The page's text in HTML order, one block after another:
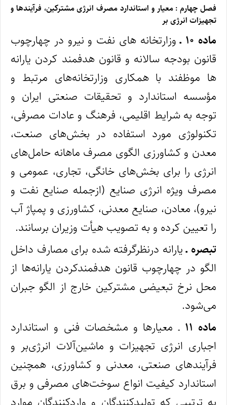
فصل چهارم : معیار و استاندارد مصرف انرژی مشترکین، فرآیندها و
تجهیزات انرژی‌ بر
ماده ۱۰ ـ
وزارتخانه‌ های نفت و نیرو در چهارچوب
قانون بودجه سالانه و قانون هدفمند کردن یارانه‌
ها موظفند با همکاری وزارتخانه‌های مرتبط و
مؤسسه استاندارد و تحقیقات صنعتی ایران و
توجه به شرایط اقلیمی، فرهنگ و عادات مصرفی،
تکنولوژی مورد استفاده در بخش‌های صنعت،
معدن و کشاورزی الگوی مصرف ماهانه حامل‌های
انرژی را برای بخش‌های خانگی، تجاری، عمومی و
مصرف ویژه انرژی صنایع (ازجمله صنایع نفت و
نیرو)، معادن، صنایع معدنی، کشاورزی و پمپاژ آب
را تعیین کرده و به تصویب هیأت وزیران برسانند.
تبصره ـیارانه درنظرگرفته شده برای مصارف داخل
الگو در چهارچوب قانون هدفمندکردن یارانه‌ها از
محل نرخ تبعیضی مشترکین خارج از الگو جبران
می‌شود.
ماده ۱۱
ـ معیارها و مشخصات فنی و استاندارد
اجباری انرژی تجهیزات و ماشین‌آلات انرژی‌بر و
فرآیندهای صنعتی، معدنی و کشاورزی، همچنین
استاندارد کیفیت انواع سوخت‌های مصرفی و برق